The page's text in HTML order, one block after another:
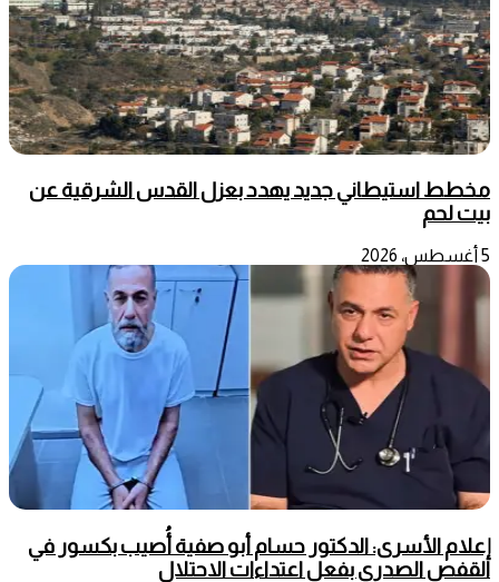
مخطط استيطاني جديد يهدد بعزل القدس الشرقية عن
بيت لحم
5 أغسطس، 2026
إعلام الأسرى: الدكتور حسام أبو صفية أُصيب بكسور في
القفص الصدري بفعل اعتداءات الاحتلال